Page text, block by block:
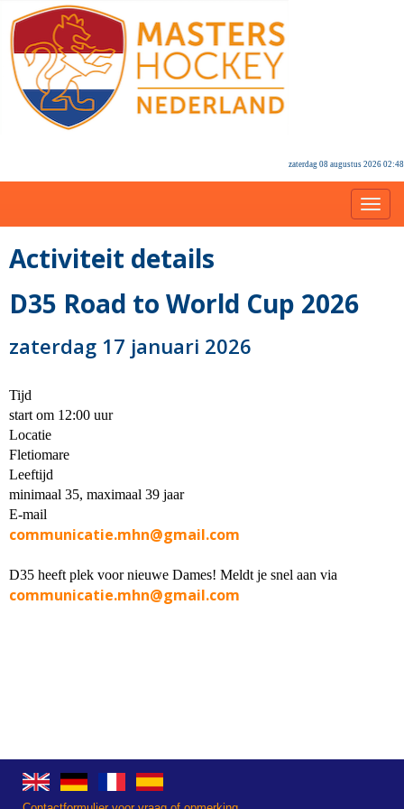
zaterdag 08 augustus 2026 02:48
Activiteit details
D35 Road to World Cup 2026
zaterdag 17 januari 2026
Tijd
start om 12:00 uur
Locatie
Fletiomare
Leeftijd
minimaal 35, maximaal 39 jaar
E-mail
nhm.eitacinummoc@gmail.com
D35 heeft plek voor nieuwe Dames! Meldt je snel aan via
nhm.eitacinummoc@gmail.com